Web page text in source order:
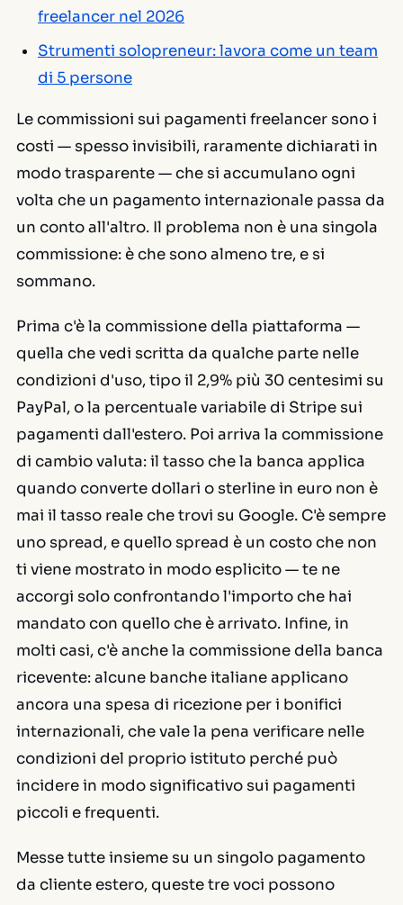
freelancer nel 2026
Strumenti solopreneur: lavora come un team
di 5 persone
Le commissioni sui pagamenti freelancer sono i
costi — spesso invisibili, raramente dichiarati in
modo trasparente — che si accumulano ogni
volta che un pagamento internazionale passa da
un conto all'altro. Il problema non è una singola
commissione: è che sono almeno tre, e si
sommano.
Prima c'è la commissione della piattaforma —
quella che vedi scritta da qualche parte nelle
condizioni d'uso, tipo il 2,9% più 30 centesimi su
PayPal, o la percentuale variabile di Stripe sui
pagamenti dall'estero. Poi arriva la commissione
di cambio valuta: il tasso che la banca applica
quando converte dollari o sterline in euro non è
mai il tasso reale che trovi su Google. C'è sempre
uno spread, e quello spread è un costo che non
ti viene mostrato in modo esplicito — te ne
accorgi solo confrontando l'importo che hai
mandato con quello che è arrivato. Infine, in
molti casi, c'è anche la commissione della banca
ricevente: alcune banche italiane applicano
ancora una spesa di ricezione per i bonifici
internazionali, che vale la pena verificare nelle
condizioni del proprio istituto perché può
incidere in modo significativo sui pagamenti
piccoli e frequenti.
Messe tutte insieme su un singolo pagamento
da cliente estero, queste tre voci possono